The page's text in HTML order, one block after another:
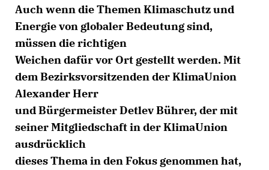
Auch wenn die Themen Klimaschutz und
Energie von globaler Bedeutung sind,
müssen die richtigen
Weichen dafür vor Ort gestellt werden. Mit
dem Bezirksvorsitzenden der KlimaUnion
Alexander Herr
und Bürgermeister Detlev Bührer, der mit
seiner Mitgliedschaft in der KlimaUnion
ausdrücklich
dieses Thema in den Fokus genommen hat,